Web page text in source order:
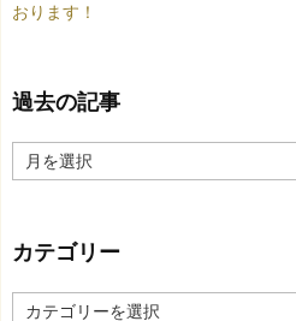
おります！
過去の記事
去
事
カテゴリー
カ